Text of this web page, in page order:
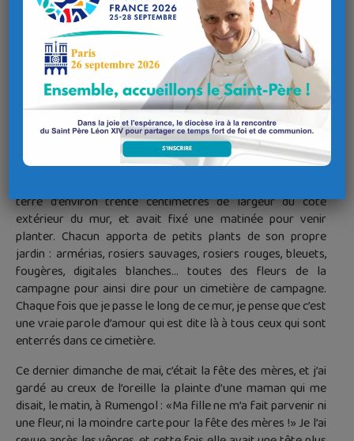
Dans tout cimetière, ou presque, on trouve maintenant ce
que l’on appelle un «jardin du souvenir», c’est à dire un
endroit bien aménagé où on pourrait répandre les cendres
des défunts. C’est souvent un lieu clos, avec des pierres, des
plants de fleurs et parfois des arbres. Ici à Tréflévénez,
comme en beaucoup d’autres cimetières, cela a été réalisé il
y a déjà quelques années par une entreprise spécialisée.
Mais pour ma part, je trouve qu’il y a plus beau : un vrai livre
de mémoire et d’amour réalisé par des gens de la paroisse
et de la commune le long du mur de clôture du cimetière du
terre d’environ trente centimètres de largeur du côté
extérieur du mur, et avait fixé une matinée pour venir
planter. Chacun apporta de petits plants de son propre
jardin : armérias, rosiers sauvages, rosiers rouges, bleuets,
fougères, digitales blanches… toutes des fleurs de la
campagne pour ainsi dire pour un cimetière de campagne.
Chaque fois que je passe le long de ce mur, je pense que c’est
une vraie parole d’amour qui est dite là à tous ceux qui sont
enterrés dans ce cimetière.
Ce dernier dimanche de mai, c’était la fête des mères, et j’ai
gardé au creux de l’oreille la plainte d’une maman qui me
disait, le matin, à Rumengol : «Ma fille ne m’a fait parvenir ni
une fleur, ni la moindre carte pour la fête des mères !» Je l’ai